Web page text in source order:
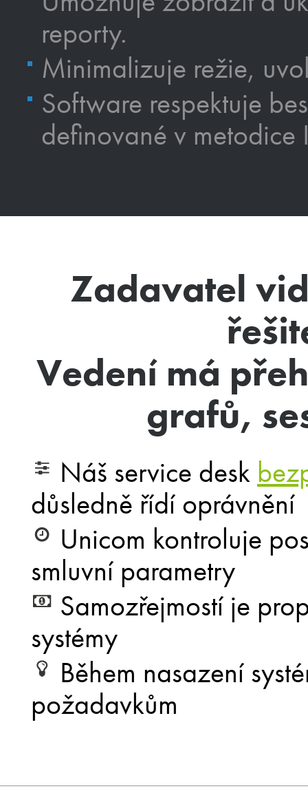
reporty.
Minimalizuje režie,
Software respektuje
definované v metodice
Zadavatel
Vedení má
grafů,
Náš service desk
důsledně řídí oprávnění
Unicom kontroluje
smluvní parametry
Samozřejmostí je
systémy
Během nasazení
požadavkům